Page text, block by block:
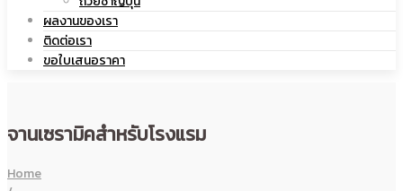
ผลงานของเรา
ติดต่อเรา
ขอใบเสนอราคา
จานเซรามิคสำหรับโรงแรม
Home